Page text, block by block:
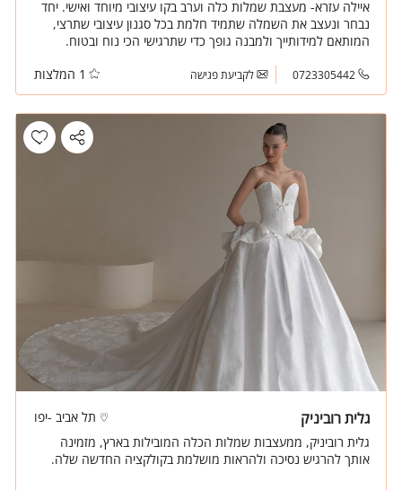
איילה עזרא- מעצבת שמלות כלה וערב בקו עיצובי מיוחד ואישי. יחד
נבחר ונעצב את השמלה שתמיד חלמת בכל סגנון עיצובי שתרצי,
המותאם למידותייך ולמבנה גופך כדי שתרגישי הכי נוח ובטוח.
0723305442 לקביעת פגישה 1 המלצות
גלית רוביניק
תל אביב -יפו
גלית רוביניק, ממעצבות שמלות הכלה המובילות בארץ, מזמינה
אותך להרגיש נסיכה ולהראות מושלמת בקולקציה החדשה שלה.